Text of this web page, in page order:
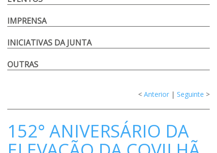
IMPRENSA
INICIATIVAS DA JUNTA
OUTRAS
< Anterior | Seguinte >
152° ANIVERSÁRIO DA